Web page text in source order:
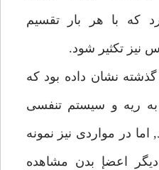
كه با هر بار تقسيم
نيز تكثير شود.
نشان داده بود كه
به ريه و سيستم تنفسى
در مواردى نيز نمونه
اعضإ بدن مشاهده